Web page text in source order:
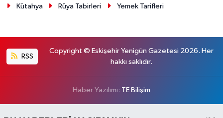
Kütahya
Rüya Tabirleri Yemek Tarifleri
RSS
Copyright © Eskişehir Yenigün Gazetesi 2026. Her
hakkı saklıdır.
Haber Yazılımı: TE Bilişim